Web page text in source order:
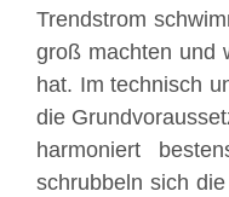
Trendstrom
groß machten und
hat. Im technisch
die
harmoniert
schrubbeln sich